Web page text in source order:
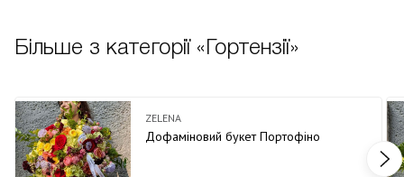
Більше з категорії «Гортензії»
ZELENA
Дофаміновий букет Портофіно